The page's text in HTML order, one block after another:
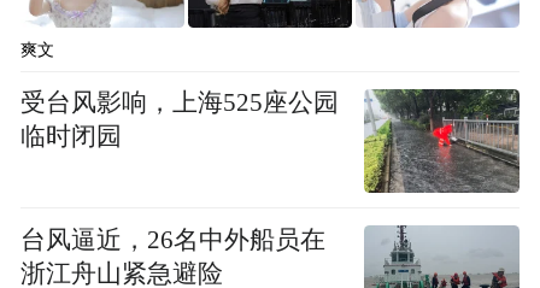
爽文
受台风影响，上海525座公园
临时闭园
台风逼近，26名中外船员在
浙江舟山紧急避险